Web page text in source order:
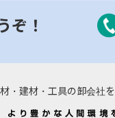
ぞ！
・建材・工具の卸会社